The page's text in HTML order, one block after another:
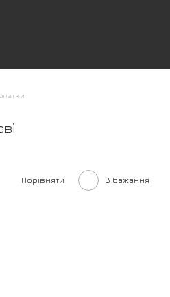
Порівняти В бажання